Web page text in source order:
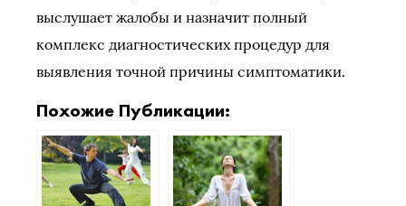
выслушает жалобы и назначит полный
комплекс диагностических процедур для
выявления точной причины симптоматики.
Похожие Публикации: